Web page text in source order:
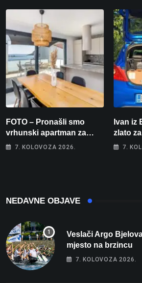
FOTO – Pronašli smo
vrhunski apartman za
odmor: Pogled na more, tri
7. KOLOVOZA 2026.
Ivan iz
zlato
sustav
7.
NEDAVNE OBJAVE
Veslači Argo
mjesto na brzincu
7. KOLOVOZA 2026.